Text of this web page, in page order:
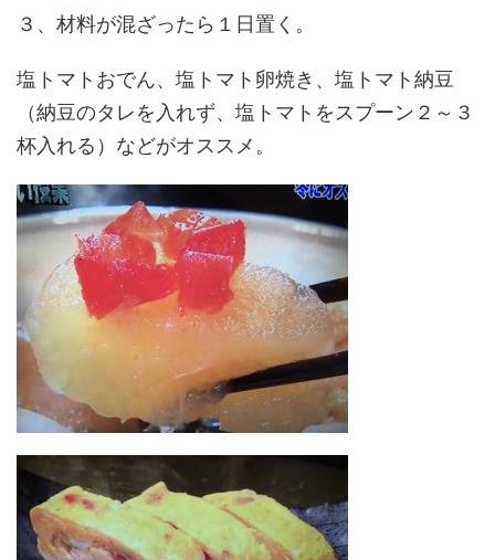
３、材料が混ざったら１日置く。
塩トマトおでん、塩トマト卵焼き、塩トマト納豆
（納豆のタレを入れず、塩トマトをスプーン２～３
杯入れる）などがオススメ。